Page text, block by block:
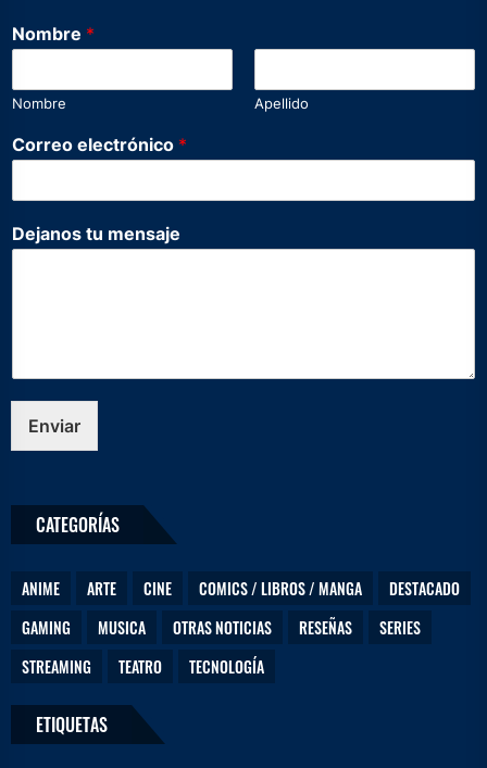
Nombre *
Nombre Apellido
Correo electrónico *
D
e
m
e
e
l
i
o
Dejanos tu mensaje
Enviar
CATEGORÍAS
ANIME ARTE CINE COMICS / LIBROS / MANGA
DESTACADO
GAMING
MUSICA OTRAS NOTICIAS RESEÑAS
SERIES
STREAMING
TEATRO TECNOLOGÍA
ETIQUETAS